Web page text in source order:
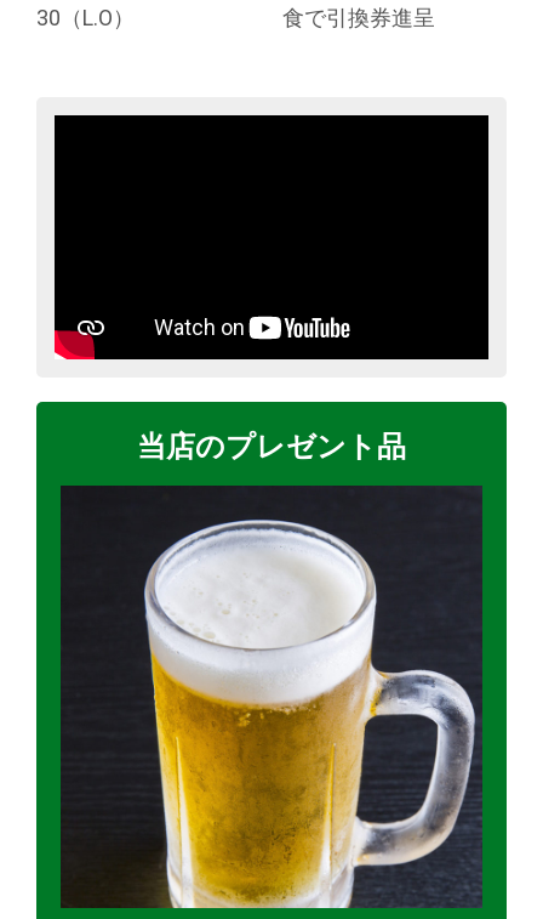
30（L.O）
食で引換券進呈
当店のプレゼント品